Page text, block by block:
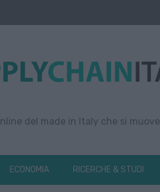
del made in Italy che si muove
ECONOMIA RICERCHE & STUDI